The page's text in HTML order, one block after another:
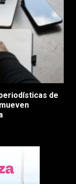
de